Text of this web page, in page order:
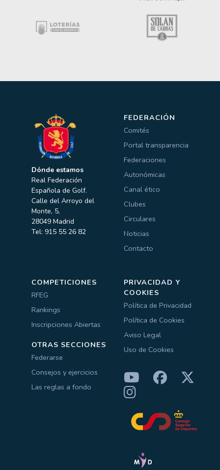
Dónde estamos
Real Federación
Española de Golf.
Calle del Arroyo del
Monte, 5,
28049 Madrid
Tel: 915 55 26 82
FEDERACIÓN
Comités
Portal transparencia
Federaciones
Autonómicas
Canal ético
Clubes
Circulares
Noticias
Contacto
COMPETICIONES
RFEG
Rankings
Inscripciones Abiertas
OTRAS SECCIONES
Federarse
Consejos y ejercicios
Las reglas a fondo
PRIVACIDAD Y
COOKIES
Política de Privacidad
Política de Cookies
Aviso Legal
Uso de Cookies